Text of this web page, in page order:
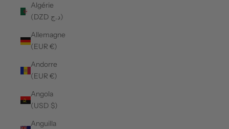
Algérie
(DZD د.ج)
Allemagne
(EUR €)
Andorre
(EUR €)
Angola
(USD $)
Anguilla